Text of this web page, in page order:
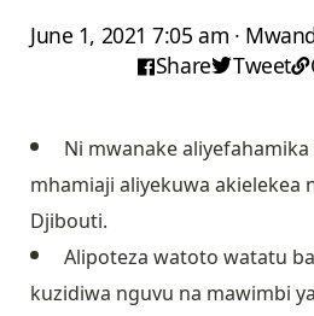
June 1, 2021 7:05 am ·
Share
Tweet
Ni mwanake
mhamiaji aliyekuwa akielekea
Djibouti.
Alipoteza watoto watatu
kuzidiwa nguvu na mawimbi